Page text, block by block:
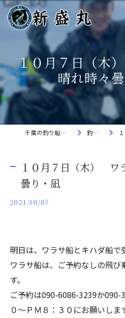
１０月７日（
晴れ時々
千葉の釣り船なら新盛丸 釣果速報
１０月７日（木）
曇り・凪
2021/10/07
明日は、ワラサ船とキハダ船で
ワラサ船は、ご予約なしの飛び
す。
ご予約は090-6086-3239か090-
０～ＰＭ８：３０にお願いしま